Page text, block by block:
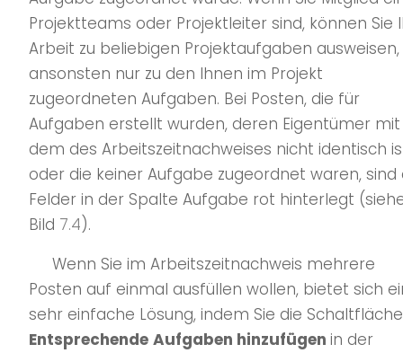
Projektteams oder Projektleiter sind, können Sie
Arbeit zu beliebigen Projektaufgaben ausweisen,
ansonsten nur zu den Ihnen im Projekt
zugeordneten Aufgaben. Bei Posten, die für
Aufgaben erstellt wurden, deren Eigentümer mit
dem des Arbeitszeitnachweises nicht identisch
oder die keiner Aufgabe zugeordnet waren, sind
Felder in der Spalte Aufgabe rot hinterlegt
Bild 7.4).
Wenn Sie im Arbeitszeitnachweis mehrere
Posten auf einmal ausfüllen wollen, bietet sich
sehr einfache Lösung, indem Sie die Schaltfläche
Entsprechende Aufgaben hinzufügen in der